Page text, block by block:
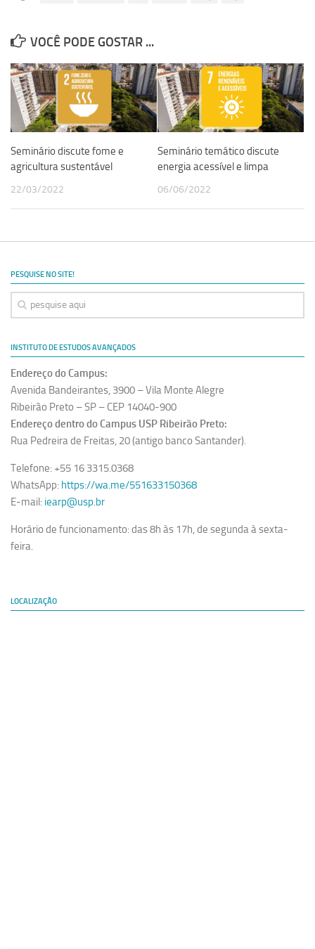
VOCÊ PODE GOSTAR ...
Seminário discute fome e
agricultura sustentável
22/03/2022
Seminário temático discute
energia acessível e limpa
06/06/2022
PESQUISE NO SITE!
INSTITUTO DE ESTUDOS AVANÇADOS
Endereço do Campus:
Avenida Bandeirantes, 3900 – Vila Monte Alegre
Ribeirão Preto – SP – CEP 14040-900
Endereço dentro do Campus USP Ribeirão Preto:
Rua Pedreira de Freitas, 20 (antigo banco Santander).
Telefone: +55 16 3315.0368
WhatsApp: https://wa.me/551633150368
E-mail: iearp@usp.br
Horário de funcionamento: das 8h às 17h, de segunda à sexta-
feira.
LOCALIZAÇÃO